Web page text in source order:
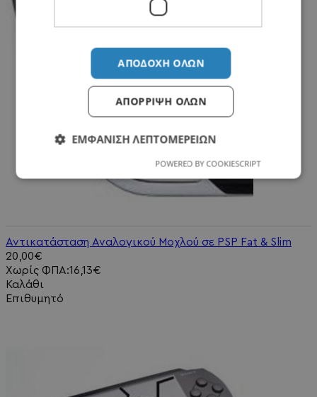
Αντικατάσταση Αναλογικού Μοχλού σε PSP Fat & Slim
20,00€
Χωρίς ΦΠΑ:16,13€
Καλάθι
Επιθυμητό
ΑΠΟΔΟΧΉ ΌΛΩΝ
ΑΠΌΡΡΙΨΗ ΌΛΩΝ
ΕΜΦΆΝΙΣΗ ΛΕΠΤΟΜΕΡΕΙΏΝ
POWERED BY COOKIESCRIPT